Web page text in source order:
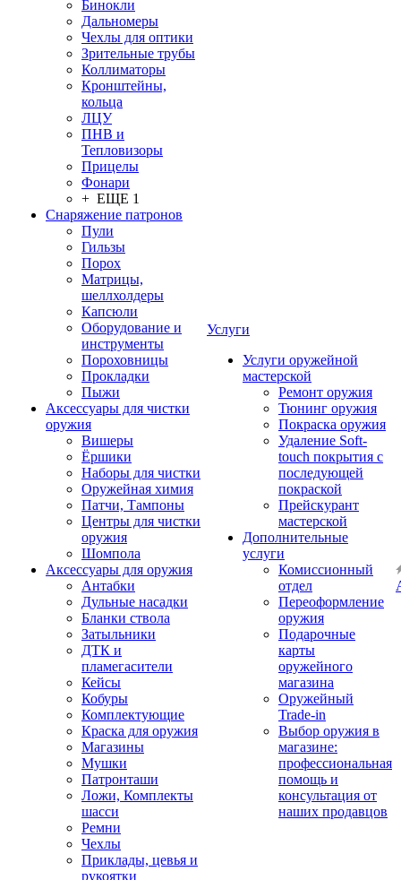
Бинокли
Дальномеры
Чехлы для оптики
Зрительные трубы
Коллиматоры
Кронштейны,
кольца
ЛЦУ
ПНВ и
Тепловизоры
Прицелы
Фонари
+ ЕЩЕ 1
Снаряжение патронов
Пули
Гильзы
Порох
Матрицы,
шеллхолдеры
Капсюли
Оборудование и
инструменты
Пороховницы
Прокладки
Пыжи
Аксессуары для чистки
оружия
Вишеры
Ёршики
Наборы для чистки
Оружейная химия
Патчи, Тампоны
Центры для чистки
оружия
Шомпола
Аксессуары для оружия
Антабки
Дульные насадки
Бланки ствола
Затыльники
ДТК и
пламегасители
Кейсы
Кобуры
Комплектующие
Краска для оружия
Магазины
Мушки
Патронташи
Ложи, Комплекты
шасси
Ремни
Чехлы
Приклады, цевья и
рукоятки
Услуги
Услуги оружейной
мастерской
Ремонт оружия
Тюнинг оружия
Покраска оружия
Удаление Soft-
touch покрытия с
последующей
покраской
Прейскурант
мастерской
Дополнительные
услуги
Комиссионный
отдел
Переоформление
оружия
Подарочные
карты
оружейного
магазина
Оружейный
Trade-in
Выбор оружия в
магазине:
профессиональная
помощь и
консультация от
наших продавцов